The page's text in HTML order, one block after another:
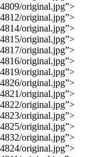
original.jpg”>
original.jpg”>
original.jpg”>
original.jpg”>
original.jpg”>
original.jpg”>
original.jpg”>
original.jpg”>
original.jpg”>
original.jpg”>
original.jpg”>
original.jpg”>
original.jpg”>
original.jpg”>